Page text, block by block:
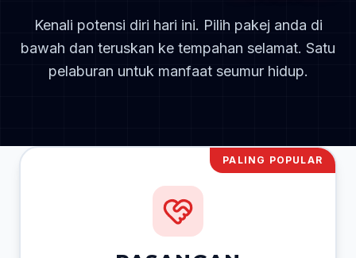
Kenali potensi diri hari ini. Pilih pakej anda di
bawah dan teruskan ke tempahan selamat. Satu
pelaburan untuk manfaat seumur hidup.
PALING POPULAR